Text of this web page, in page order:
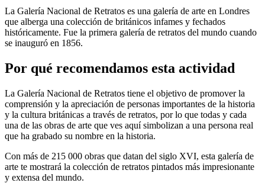
La Galería Nacional de Retratos es una galería de arte en Londres
que alberga una colección de británicos infames y fechados
históricamente. Fue la primera galería de retratos del mundo cuando
se inauguró en 1856.
Por qué recomendamos esta actividad
La Galería Nacional de Retratos tiene el objetivo de promover la
comprensión y la apreciación de personas importantes de la historia
y la cultura británicas a través de retratos, por lo que todas y cada
una de las obras de arte que ves aquí simbolizan a una persona real
que ha grabado su nombre en la historia.
Con más de 215 000 obras que datan del siglo XVI, esta galería de
arte te mostrará la colección de retratos pintados más impresionante
y extensa del mundo.